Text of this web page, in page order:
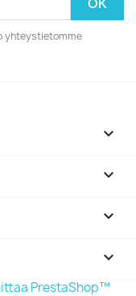
yhteystietomme



keyboard_arrow_down
PrestaShop™